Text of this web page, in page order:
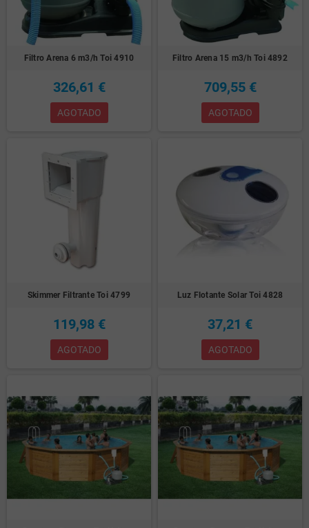
Filtro Arena 6 m3/h Toi 4910
326,61 €
AGOTADO
Filtro Arena 15 m3/h Toi 4892
709,55 €
AGOTADO
Skimmer Filtrante Toi 4799
119,98 €
AGOTADO
Luz Flotante Solar Toi 4828
37,21 €
AGOTADO